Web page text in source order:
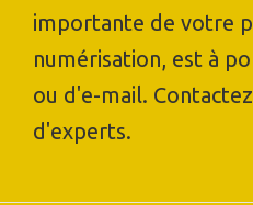
importante de votre
numérisation, est à
ou d'e-mail.
d'experts.